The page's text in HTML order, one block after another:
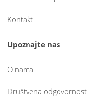
Kontakt
Upoznajte nas
O nama
Društvena odgovornost